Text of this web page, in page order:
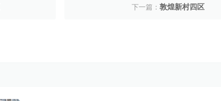
下一篇： 敦煌新村四区